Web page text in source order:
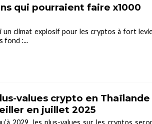
qui pourraient faire x1000
un climat explosif pour les cryptos à fort
fond :...
values crypto en Thaïlande
en juillet 2025
2029, les plus-values sur les cryptos